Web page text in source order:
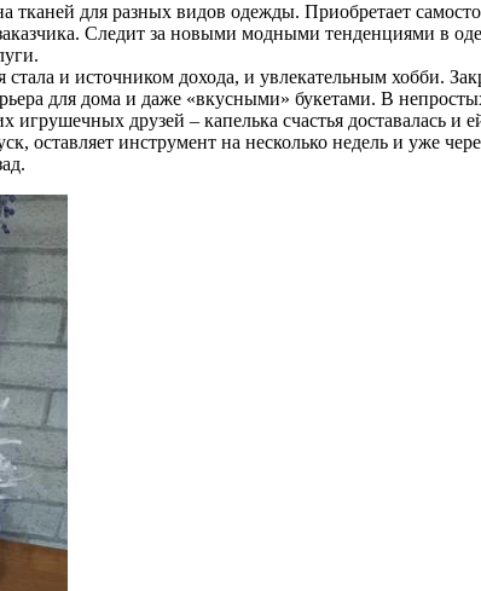
для разных видов одежды. Приобретает
Следит за новыми модными тенденциями в
и источником дохода, и увлекательным хобби.
для дома и даже «вкусными» букетами. В
игрушечных друзей – капелька счастья
оставляет инструмент на несколько недель и уже